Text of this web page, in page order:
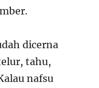
dicerna
tahu,
nafsu